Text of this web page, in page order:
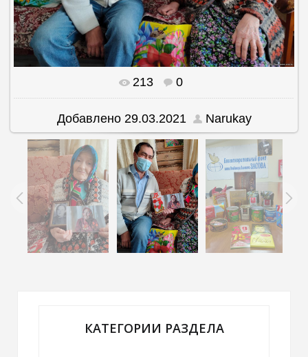
В реальном размере 2000x1500
213 0
Добавлено29.03.2021 Narukay
КАТЕГОРИИ РАЗДЕЛА